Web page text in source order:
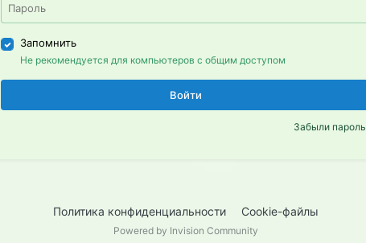
Запомнить
Не рекомендуется для компьютеров с общим доступом
Войти
Забыли
Политика конфиденциальности Cookie-файлы
Powered by Invision Community